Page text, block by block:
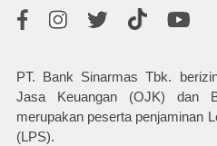
PT. Bank Sinarmas Tbk.
Jasa Keuangan (OJK) dan
merupakan peserta penjaminan
(LPS).